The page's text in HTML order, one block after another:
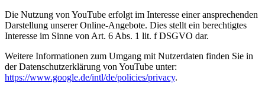
Die Nutzung von YouTube erfolgt im Interesse einer ansprechenden
Darstellung unserer Online-Angebote. Dies stellt ein berechtigtes
Interesse im Sinne von Art. 6 Abs. 1 lit. f DSGVO dar.
Weitere Informationen zum Umgang mit Nutzerdaten finden Sie in
der Datenschutzerklärung von YouTube unter:
https://www.google.de/intl/de/policies/privacy.